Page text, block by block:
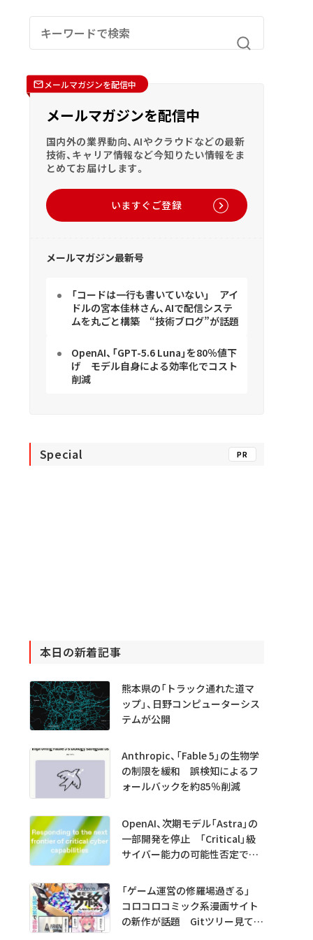
メールマガジンを配信中
メールマガジンを配信中
国内外の業界動向、AIやクラウドなどの最新
技術、キャリア情報など今知りたい情報をま
とめてお届けします。
いますぐご登録
メールマガジン最新号
「コードは一行も書いていない」 アイ
ドルの宮本佳林さん、AIで配信システ
ムを丸ごと構築 “技術ブログ”が話題
OpenAI、「GPT-5.6 Luna」を80％値下
げ モデル自身による効率化でコスト
削減
Special PR
本日の新着記事
熊本県の「トラック通れた道マ
ップ」、日野コンピューターシス
テムが公開
Anthropic、「Fable 5」の生物学
の制限を緩和 誤検知によるフ
ォールバックを約85％削減
OpenAI、次期モデル「Astra」の
一部開発を停止 「Critical」級
サイバー能力の可能性否定でき
「ゲーム運営の修羅場過ぎる」
コロコロコミック系漫画サイト
の新作が話題 Gitツリー見てガ